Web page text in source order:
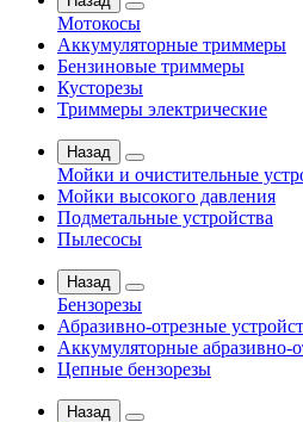
Мотокосы
Аккумуляторные триммеры
Бензиновые триммеры
Кусторезы
Триммеры электрические
Назад
Мойки и очистительные
Мойки высокого давления
Подметальные устройства
Пылесосы
Назад
Бензорезы
Абразивно-отрезные
Аккумуляторные абразивно-
Цепные бензорезы
Назад